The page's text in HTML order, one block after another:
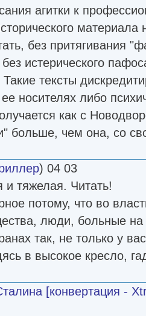
агитки к
без притягивания
истерического
тексты
носителях либо
как с
больше, чем она, со
) 04 03
и тяжелая. Читать!
потому, что во
люди, больные на
так, не только у
в высокое кресло,
[конвертация -